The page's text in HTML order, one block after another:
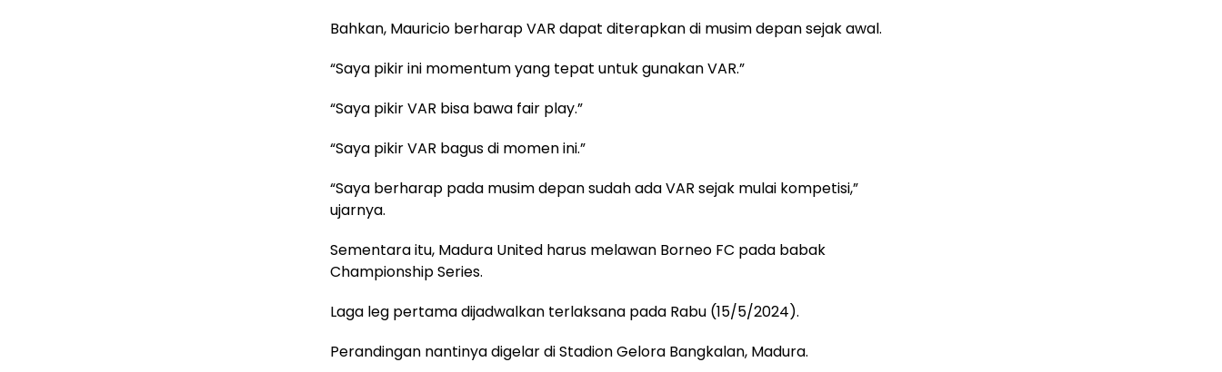
Bahkan, Mauricio berharap VAR dapat diterapkan di musim depan sejak awal.
“Saya pikir ini momentum yang tepat untuk gunakan VAR.”
“Saya pikir VAR bisa bawa fair play.”
“Saya pikir VAR bagus di momen ini.”
“Saya berharap pada musim depan sudah ada VAR sejak mulai kompetisi,”
ujarnya.
Sementara itu, Madura United harus melawan Borneo FC pada babak
Championship Series.
Laga leg pertama dijadwalkan terlaksana pada Rabu (15/5/2024).
Perandingan nantinya digelar di Stadion Gelora Bangkalan, Madura.